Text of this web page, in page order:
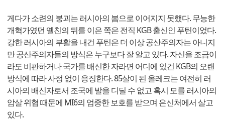
게다가 소련의 붕괴는 러시아의 봄으로 이어지지 못했다. 무능한
개혁가였던 옐친의 뒤를 이은 쪽은 전직 KGB 출신인 푸틴이었다.
강한 러시아의 부활을 내건 푸틴은 더 이상 공산주의자는 아니지
만 공산주의자들의 방식은 누구보다 잘 알고 있다. 자신을 조금이
라도 비판하거나 국가를 배신한 자라면 어디에 있건 KGB의 오랜
방식에 따라 사정 없이 응징한다. 85살이 된 올레크는 여전히 러
시아의 배신자로서 조국에 발을 디딜 수 없고 혹시 모를 러시아의
암살 위협 때문에 MI6의 엄중한 보호를 받으며 은신처에서 살고
있다.